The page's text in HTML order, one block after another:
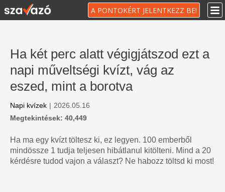
A PONTOKÉRT JELENTKEZZ BE!
Ha két perc alatt végigjátszod ezt a
napi műveltségi kvízt, vág az
eszed, mint a borotva
Napi kvízek | 2026.05.16
Megtekintések: 40,449
Ha ma egy kvízt töltesz ki, ez legyen. 100 emberből
mindössze 1 tudja teljesen hibátlanul kitölteni. Mind a 20
kérdésre tudod vajon a választ? Ne habozz töltsd ki most!